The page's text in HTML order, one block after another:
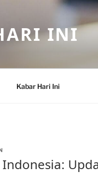
INI
Kabar Hari Ini